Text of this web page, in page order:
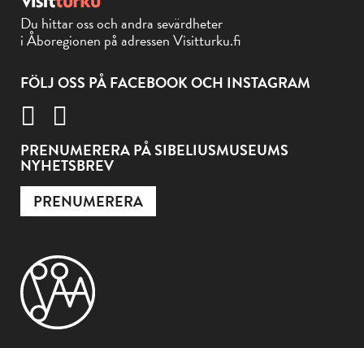
Du hittar oss och andra sevärdheter
i Åboregionen på adressen Visitturku.fi
FÖLJ OSS PÅ FACEBOOK OCH INSTAGRAM
PRENUMERERA PÅ SIBELIUSMUSEUMS
NYHETSBREV
PRENUMERERA